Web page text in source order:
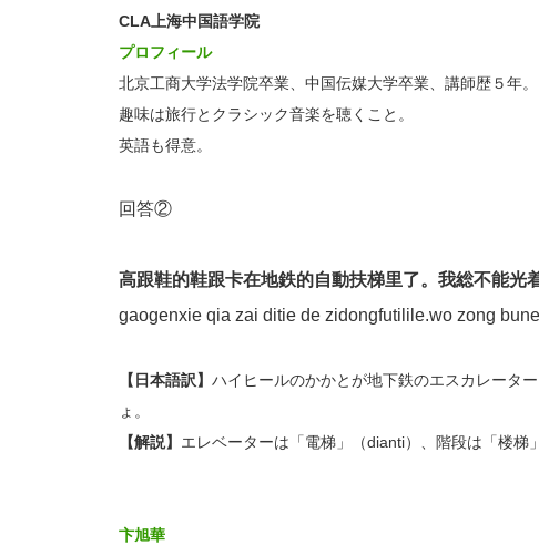
CLA上海中国語学院
プロフィール
北京工商大学法学院卒業、中国伝媒大学卒業、講師歴５年。
趣味は旅行とクラシック音楽を聴くこと。
英語も得意。
回答②
高跟鞋的鞋跟卡在地鉄的自動扶梯里了。我総不能光
gaogenxie qia zai ditie de zidongfutilile.wo zong
【日本語訳】 ハイヒールのかかとが地下鉄のエスカレータ
ょ。
【解説】 エレベーターは「電梯」（dianti）、階段は「楼梯
卞旭華